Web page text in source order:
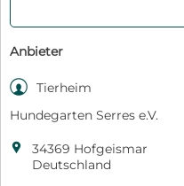
Anbieter
 Tierheim
Hundegarten Serres e.V.

34369 Hofgeismar
Deutschland